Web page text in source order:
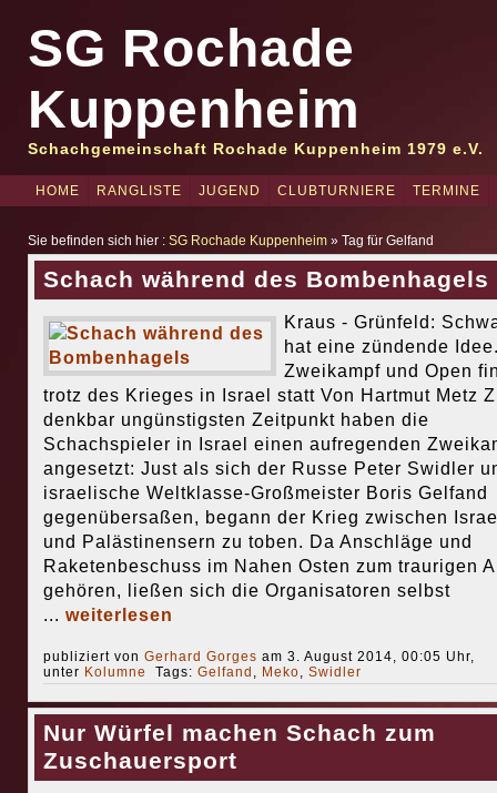
SG Rochade
Kuppenheim
Schachgemeinschaft Rochade Kuppenheim 1979 e.V.
HOME RANGLISTE JUGEND CLUBTURNIERE TERMINE
Sie befinden sich hier : SG Rochade Kuppenheim» Tag für Gelfand
Schach während des Bombenhagels
Kraus - Grünfeld:
hat eine zündende
Zweikampf und Open
trotz des Krieges in Israel statt Von Hartmut Metz
denkbar ungünstigsten Zeitpunkt haben die
Schachspieler in Israel einen aufregenden
angesetzt: Just als sich der Russe Peter Swidler
israelische Weltklasse-Großmeister Boris Gelfand
gegenübersaßen, begann der Krieg zwischen
und Palästinensern zu toben. Da Anschläge und
Raketenbeschuss im Nahen Osten zum traurigen
gehören, ließen sich die Organisatoren selbst
... weiterlesen
publiziert von Gerhard Gorges am 3. August 2014, 00:05 Uhr,
unter Kolumne Tags: Gelfand , Meko, Swidler
Nur Würfel machen Schach zum
Zuschauersport